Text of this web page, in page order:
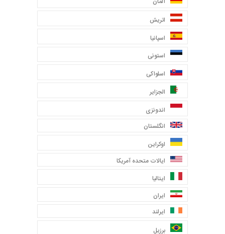
اتریش
اسپانیا
استونی
اسلواکی
الجزایر
اندونزی
انگلستان
اوکراین
ایالات متحده آمریکا
ایتالیا
ایران
ایرلند
برزیل